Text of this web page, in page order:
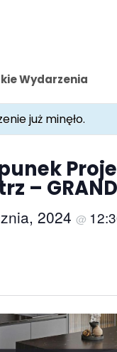
Wydarzenia
już minęło.
–
2024 @